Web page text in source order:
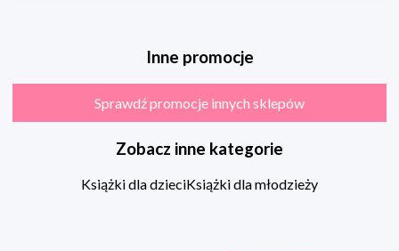
Inne promocje
Sprawdź promocje innych sklepów
Zobacz inne kategorie
Książki dla dzieciKsiążki dla młodzieży